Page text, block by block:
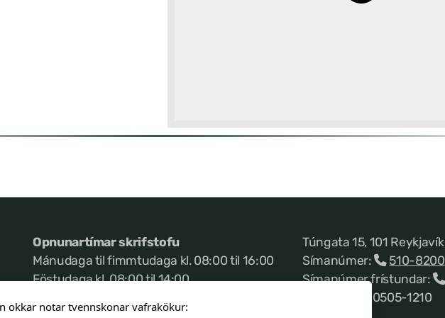
Opnunartímar skrifstofu
Mánudaga til fimmtudaga kl. 08:00 til 16:00
Föstudaga kl. 08:00 til 14:00
Túngata 15, 101 Reykjavík
Símanúmer:
510-8200
Símanúmer frístundar:
Kennitala 660505-1210
okkar notar tvennskonar vafrakökur: